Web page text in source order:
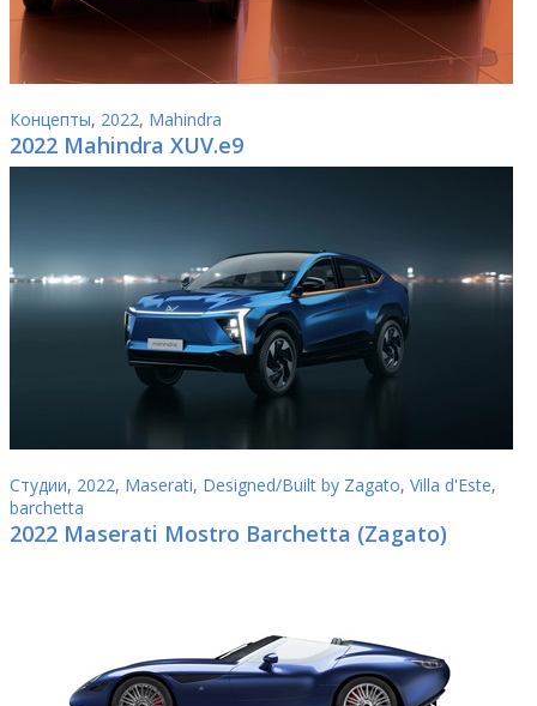
Концепты, 2022, Mahindra
2022 Mahindra XUV.e9
Студии, 2022, Maserati, Designed/Built by Zagato, Villa d'Este,
barchetta
2022 Maserati Mostro Barchetta (Zagato)